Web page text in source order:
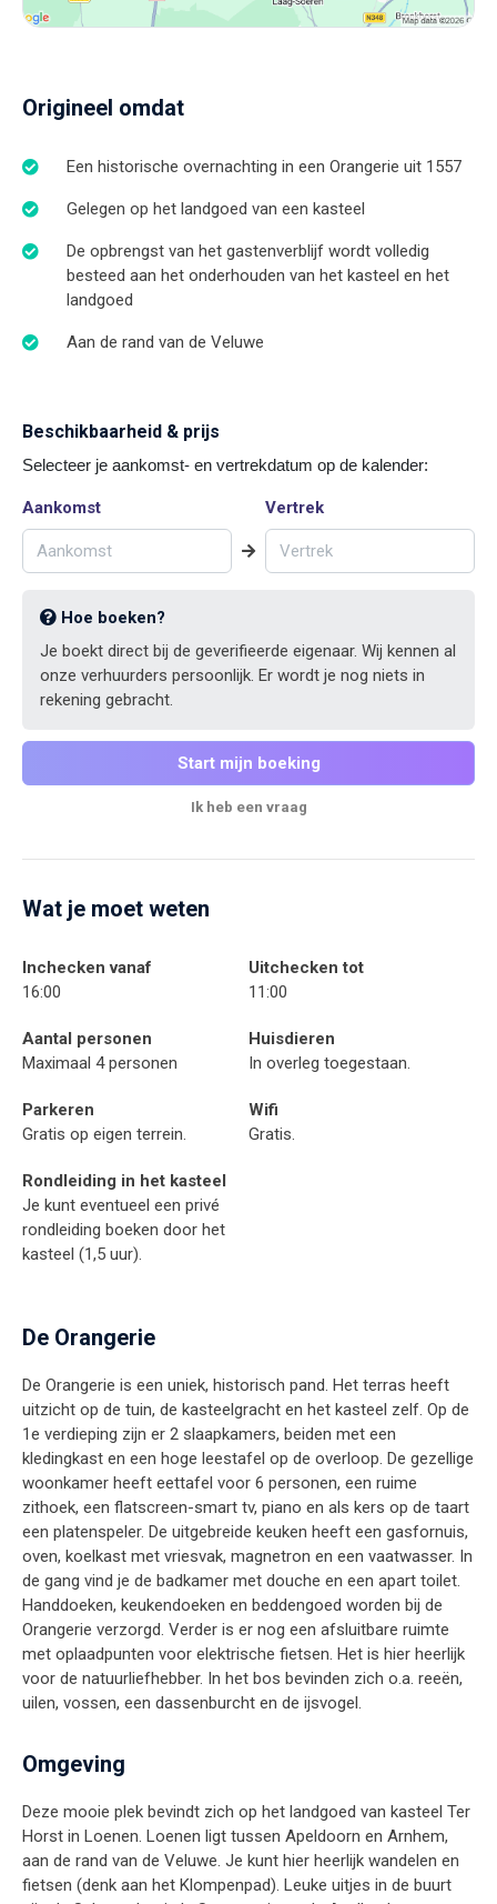
Origineel omdat
Een historische overnachting in een Orangerie uit 1557
Gelegen op het landgoed van een kasteel
De opbrengst van het gastenverblijf wordt volledig
besteed aan het onderhouden van het kasteel en het
landgoed
Aan de rand van de Veluwe
Beschikbaarheid & prijs
Selecteer je aankomst- en vertrekdatum op de kalender:
Aankomst Vertrek
Hoe boeken?
Je boekt direct bij de geverifieerde eigenaar. Wij kennen al
onze verhuurders persoonlijk. Er wordt je nog niets in
rekening gebracht.
Start mijn boeking
Ik heb een vraag
Wat je moet weten
Inchecken vanaf
16:00
Uitchecken tot
11:00
Aantal personen
Maximaal 4 personen
Huisdieren
In overleg toegestaan.
Parkeren
Gratis op eigen terrein.
Wifi
Gratis.
Rondleiding in het kasteel
Je kunt eventueel een privé
rondleiding boeken door het
kasteel (1,5 uur).
De Orangerie
De Orangerie is een uniek, historisch pand. Het terras heeft
uitzicht op de tuin, de kasteelgracht en het kasteel zelf. Op de
1e verdieping zijn er 2 slaapkamers, beiden met een
kledingkast en een hoge leestafel op de overloop. De gezellige
woonkamer heeft eettafel voor 6 personen, een ruime
zithoek, een flatscreen-smart tv, piano en als kers op de taart
een platenspeler. De uitgebreide keuken heeft een gasfornuis,
oven, koelkast met vriesvak, magnetron en een vaatwasser. In
de gang vind je de badkamer met douche en een apart toilet.
Handdoeken, keukendoeken en beddengoed worden bij de
Orangerie verzorgd. Verder is er nog een afsluitbare ruimte
met oplaadpunten voor elektrische fietsen. Het is hier heerlijk
voor de natuurliefhebber. In het bos bevinden zich o.a. reeën,
uilen, vossen, een dassenburcht en de ijsvogel.
Omgeving
Deze mooie plek bevindt zich op het landgoed van kasteel Ter
Horst in Loenen. Loenen ligt tussen Apeldoorn en Arnhem,
aan de rand van de Veluwe. Je kunt hier heerlijk wandelen en
fietsen (denk aan het Klompenpad). Leuke uitjes in de buurt